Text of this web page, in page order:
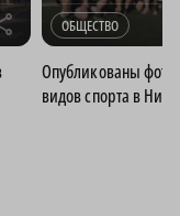
ОБЩЕСТВО
Опубликованы
видов спорта в